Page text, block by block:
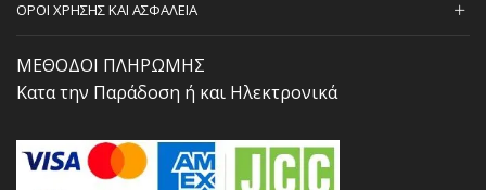
ΟΡΟΙ ΧΡΗΣΗΣ ΚΑΙ ΑΣΦΑΛΕΙΑ
ΜΕΘΟΔΟΙ ΠΛΗΡΩΜΗΣ
Κατα την Παράδοση ή και Ηλεκτρονικά